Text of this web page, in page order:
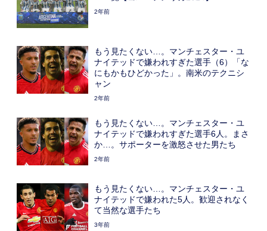
2年前
もう見たくない…。マンチェスター・ユ
ナイテッドで嫌われすぎた選手（6）「な
にもかもひどかった」。南米のテクニシ
ャン
2年前
もう見たくない…。マンチェスター・ユ
ナイテッドで嫌われすぎた選手6人。まさ
か…。サポーターを激怒させた男たち
2年前
もう見たくない…。マンチェスター・ユ
ナイテッドで嫌われた5人。歓迎されなく
て当然な選手たち
3年前